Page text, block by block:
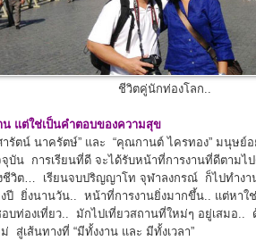
ชีวิตคู่นักท่องโลก..
แต่ใช่เป็นคำตอบของความสุข
รัตน์ นาครัตษ์” และ “คุณกานต์ ไครทอง” มนุษย์อ
บัน การเรียนที่ดี จะได้รับหน้าที่การงานที่ดีตามไ
ชีวิต… เรียนจบปริญญาโท จุฬาลงกรณ์ ก็ไปทำงา
ปี ยิ่งนานวัน.. หน้าที่การงานยิ่งมากขึ้น.. แต่หาใช่
ท่องเที่ยว.. มักไปเที่ยวสถานที่ใหม่ๆ อยู่เสมอ..
สู่เส้นทางที่ “มีทั้งงาน และ มีทั้งเวลา”